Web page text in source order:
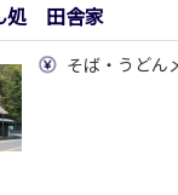
処 田舎家
そば・うどん